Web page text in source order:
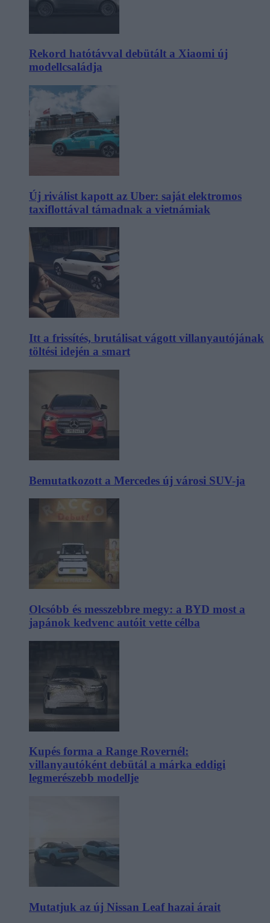
Rekord hatótávval debütált a Xiaomi új
modellcsaládja
Új riválist kapott az Uber: saját elektromos
taxiflottával támadnak a vietnámiak
Itt a frissítés, brutálisat vágott villanyautójának
töltési idején a smart
Bemutatkozott a Mercedes új városi SUV-ja
Olcsóbb és messzebbre megy: a BYD most a
japánok kedvenc autóit vette célba
Kupés forma a Range Rovernél:
villanyautóként debütál a márka eddigi
legmerészebb modellje
Mutatjuk az új Nissan Leaf hazai árait